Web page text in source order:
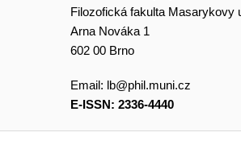
Filozofická fakulta Masarykovy
Arna Nováka 1
602 00 Brno
Email: lb@phil.muni.cz
E-ISSN: 2336-4440